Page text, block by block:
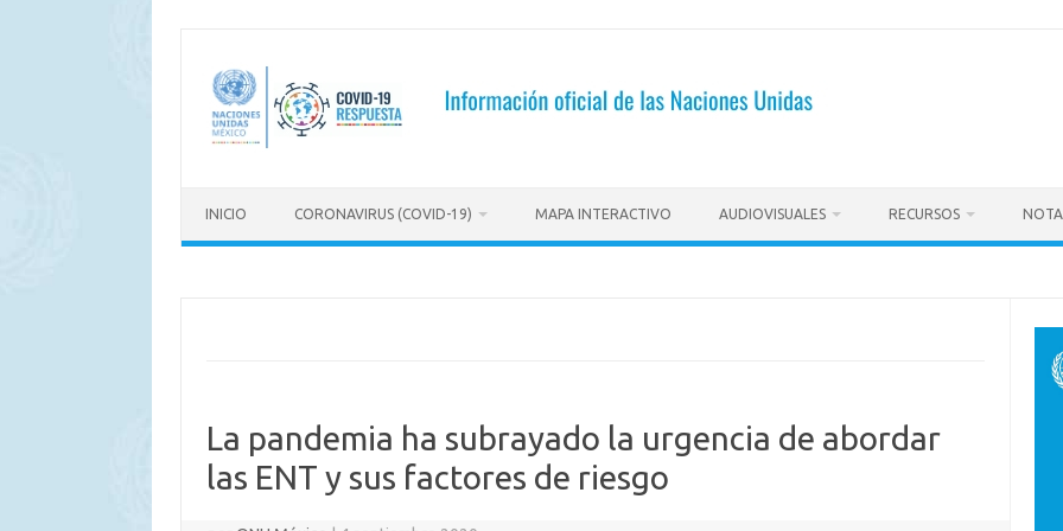
contenido
INICIO CORONAVIRUS (COVID-19) MAPA INTERACTIVO AUDIOVISUALES RECURSOS
La pandemia ha subrayado la urgencia de abordar
las ENT y sus factores de riesgo